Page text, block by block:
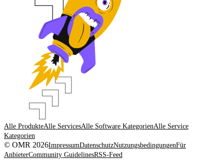
Alle ProdukteAlle ServicesAlle Software KategorienAlle Service
Kategorien
© OMR 2026ImpressumDatenschutzNutzungsbedingungenFür
AnbieterCommunity GuidelinesRSS-Feed